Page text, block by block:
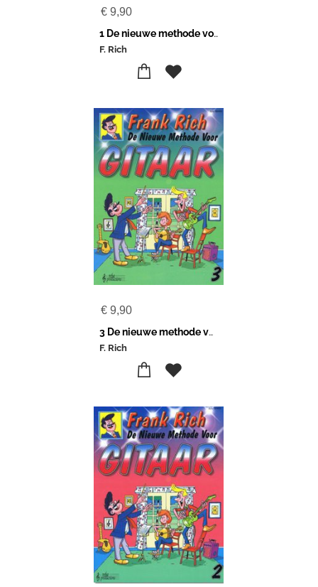
€ 9,90
1 De nieuwe methode voor gitaar
F. Rich
€ 9,90
3 De nieuwe methode voor gitaar
F. Rich